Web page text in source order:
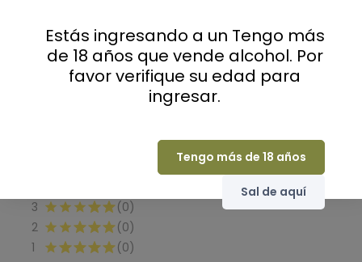
0
3
(0)
2
(0)
1
(0)
Estás ingresando a un Tengo más
de 18 años que vende alcohol. Por
favor verifique su edad para
ingresar.
Tengo más de 18 años
Sal de aquí